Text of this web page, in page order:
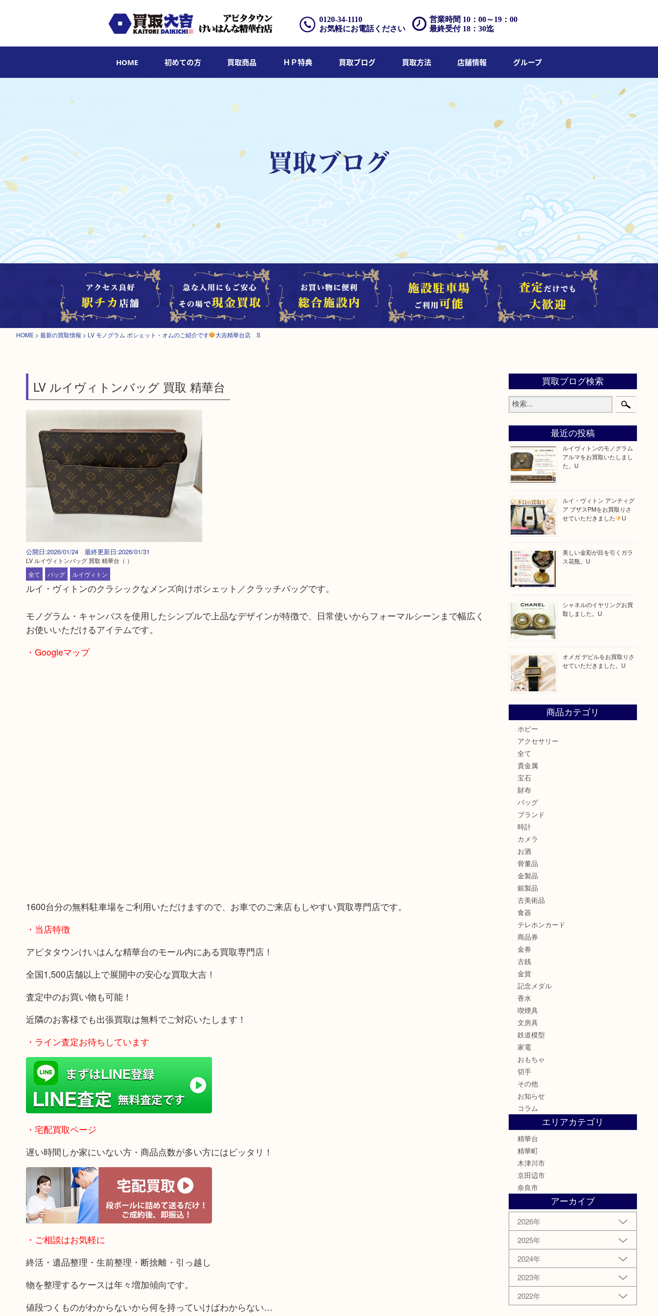
営業時間 10：00～19：00
最終受付 18：30迄
0120-34-1110
お気軽にお電話ください
HOME 初めての方 買取商品 ＨＰ特典 買取ブログ 買取方法 店舗情報 グループ
HOME > 最新の買取情報 > LV モノグラム ポシェット・オムのご紹介です 大吉精華台店 S
LV ルイヴィトンバッグ 買取 精華台
公開日:2026/01/24 最終更新日:2026/01/31
LV ルイヴィトンバッグ 買取 精華台 （ ）
全て
バッグ ルイヴィトン
ルイ・ヴィトンのクラシックなメンズ向けポシェット／クラッチバッグです。
モノグラム・キャンバスを使用したシンプルで上品なデザインが特徴で、日常使いからフォーマルシーンまで幅広く
お使いいただけるアイテムです。
・Googleマップ
1600台分の無料駐車場をご利用いただけますので、お車でのご来店もしやすい買取専門店です。
・当店特徴
アピタタウンけいはんな精華台のモール内にある買取専門店！
全国1,500店舗以上で展開中の安心な買取大吉！
査定中のお買い物も可能！
近隣のお客様でも出張買取は無料でご対応いたします！
・ライン査定お待ちしています
・宅配買取ページ
遅い時間しか家にいない方・商品点数が多い方にはピッタリ！
・ご相談はお気軽に
終活・遺品整理・生前整理・断捨離・引っ越し
物を整理するケースは年々増加傾向です。
値段つくものがわからないから何を持っていけばわからない…
買取ブログ検索
最近の投稿
ルイヴィトンのモノグラム
アルマをお買取いたしまし
た。U
ルイ・ヴィトン アンティグ
ア ブザスPMをお買取りさ
せていただきました
U
美しい金彩が目を引くガラ
ス花瓶。U
シャネルのイヤリングお買
取しました。U
オメガ デビルをお買取りさ
せていただきました。U
商品カテゴリ
ホビー
アクセサリー
全て
貴金属
宝石
財布
バッグ
ブランド
時計
カメラ
お酒
骨董品
金製品
銀製品
古美術品
食器
テレホンカード
商品券
金券
古銭
金貨
記念メダル
香水
喫煙具
文房具
鉄道模型
家電
おもちゃ
切手
その他
お知らせ
コラム
エリアカテゴリ
精華台
精華町
木津川市
京田辺市
奈良市
アーカイブ
2026年
2025年
2024年
2023年
2022年